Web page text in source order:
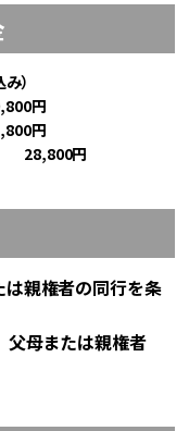
）
円
円
28,800円
親権者の同行を条
父母または親権者